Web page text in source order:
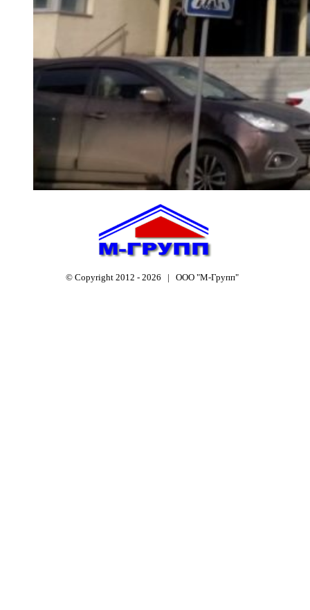
© Copyright 2012 - 2026 | ООО "М-Групп"